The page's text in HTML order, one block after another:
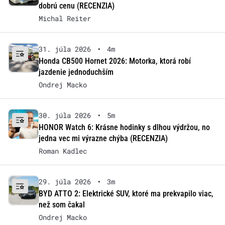
dobrú cenu (RECENZIA)
Michal Reiter
31. júla 2026 •
4m
Honda CB500 Hornet 2026: Motorka, ktorá robí
jazdenie jednoduchším
Ondrej Macko
30. júla 2026 •
5m
HONOR Watch 6: Krásne hodinky s dlhou výdržou, no
jedna vec mi výrazne chýba (RECENZIA)
Roman Kadlec
29. júla 2026 •
3m
BYD ATTO 2: Elektrické SUV, ktoré ma prekvapilo viac,
než som čakal
Ondrej Macko